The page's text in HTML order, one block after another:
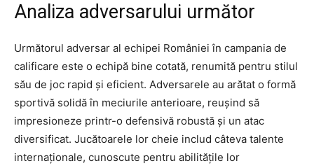
Analiza adversarului următor
Următorul adversar al echipei României în campania de
calificare este o echipă bine cotată, renumită pentru stilul
său de joc rapid și eficient. Adversarele au arătat o formă
sportivă solidă în meciurile anterioare, reușind să
impresioneze printr-o defensivă robustă și un atac
diversificat. Jucătoarele lor cheie includ câteva talente
internaționale, cunoscute pentru abilitățile lor